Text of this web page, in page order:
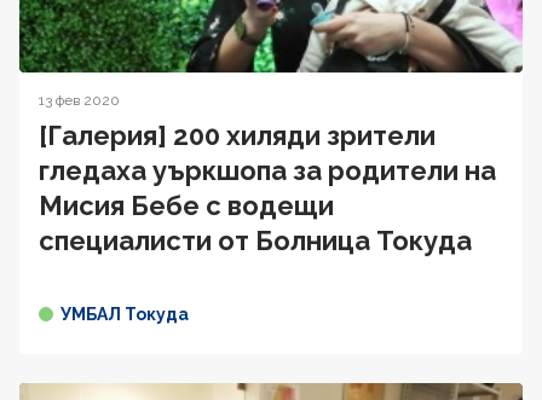
13 фев 2020
[Галерия] 200 хиляди зрители
гледаха уъркшопа за родители на
Мисия Бебе с водещи
специалисти от Болница Токуда
УМБАЛ Токуда